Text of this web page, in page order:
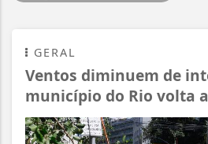
GERAL
Ventos diminuem de
município do Rio volta